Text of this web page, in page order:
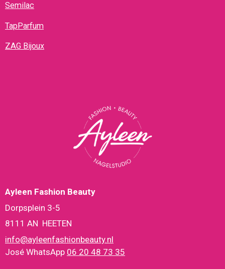
Semilac
TapParfum
ZAG Bijoux
Ayleen Fashion Beauty
Dorpsplein 3-5
8111 AN HEETEN
info@ayleenfashionbeauty.nl
José WhatsApp 06 20 48 73 35